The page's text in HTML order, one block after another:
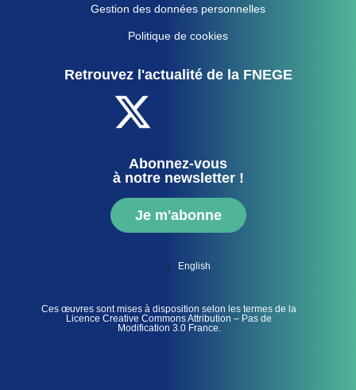
Gestion des données personnelles
Politique de cookies
Retrouvez l'actualité de la FNEGE
Abonnez-vous
à notre newsletter !
Je m'abonne
English
Ces œuvres sont mises à disposition selon les termes de la
Licence Creative Commons Attribution – Pas de
Modification 3.0 France.